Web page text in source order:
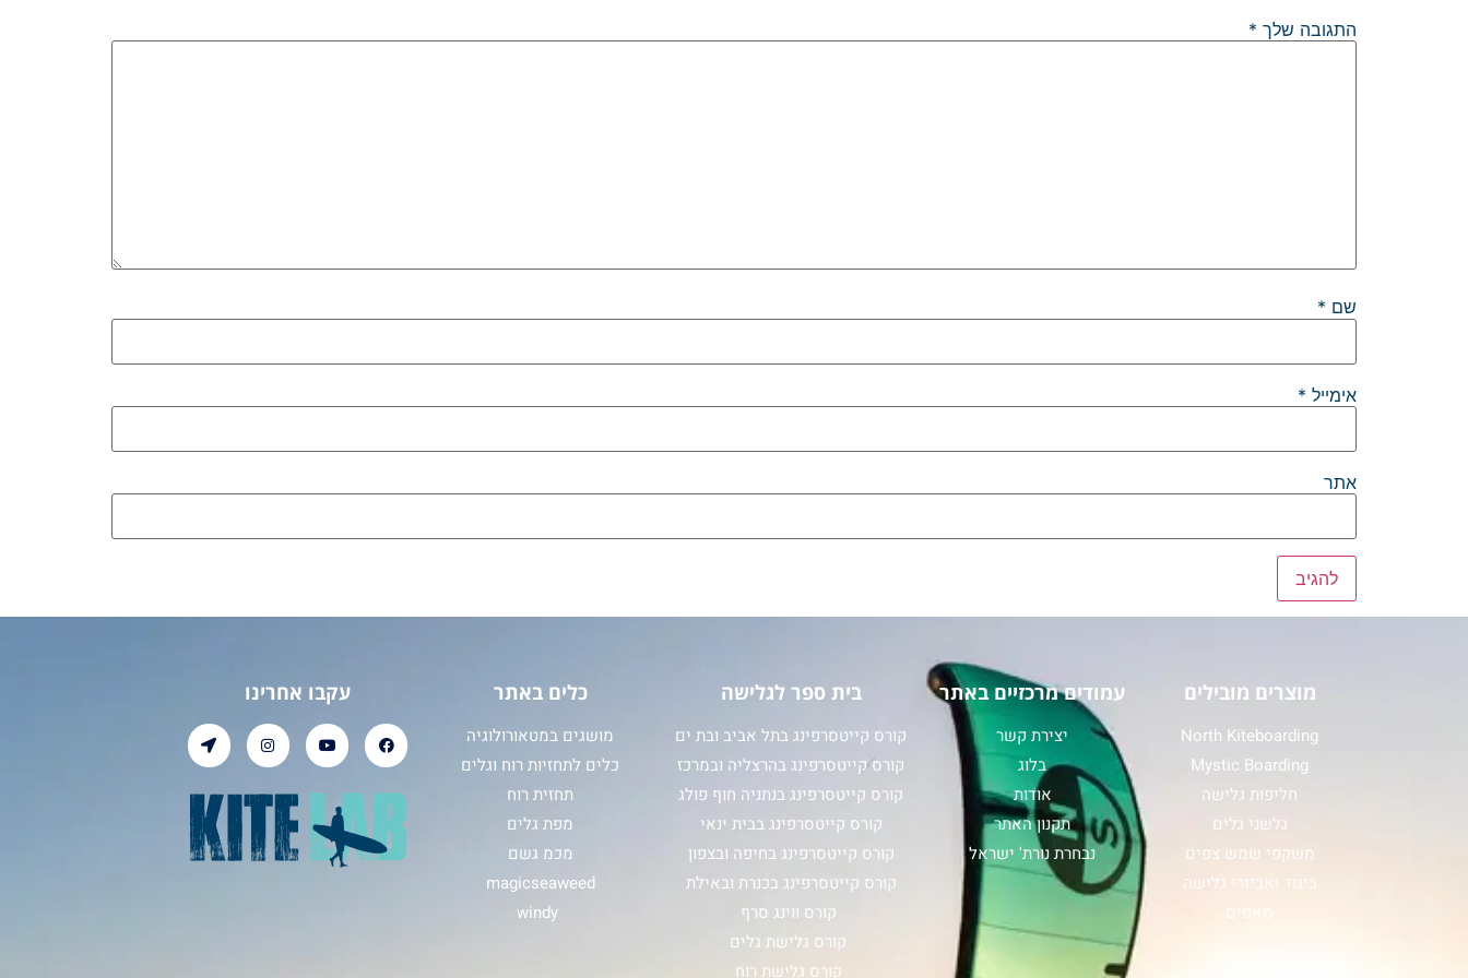
התגובה שלך *
שם *
אימייל *
אתר
מוצרים מובילים
North Kiteboarding
Mystic Boarding
חליפות גלישה
גלשני גלים
משקפי שמש צפים
ביגוד ואביזרי גלישה
סאפים
עמודים מרכזיים באתר
יצירת קשר
בלוג
אודות
תקנון האתר
נבחרת נורת' ישראל
בית ספר לגלישה
קורס קייטסרפינג בתל אביב ובת ים
קורס קייטסרפינג בהרצליה ובמרכז
קורס קייטסרפינג בנתניה חוף פולג
קורס קייטסרפינג בבית ינאי
קורס קייטסרפינג בחיפה ובצפון
קורס קייטסרפינג בכנרת ובאילת
קורס ווינג סרף
קורס גלישת גלים
קורס גלישת רוח
כלים באתר
מושגים במטאורולוגיה
כלים לתחזיות רוח וגלים
תחזית רוח
מפת גלים
מכמ גשם
magicseaweed
windy
עקבו אחרינו